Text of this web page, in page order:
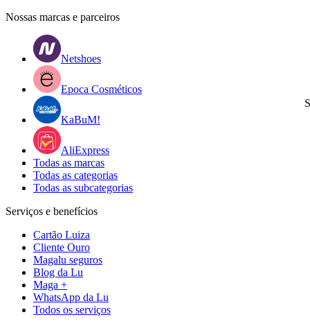
Nossas marcas e parceiros
Netshoes
Epoca Cosméticos
KaBuM!
AliExpress
Todas as marcas
Todas as categorias
Todas as subcategorias
Serviços e benefícios
Cartão Luiza
Cliente Ouro
Magalu seguros
Blog da Lu
Maga +
WhatsApp da Lu
Todos os serviços